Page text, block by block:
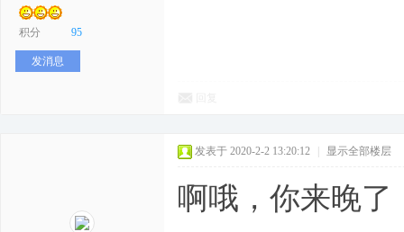
积分 95
发消息
发表于 2020-2-2 13:20:12 显示全部楼层
啊哦，你来晚